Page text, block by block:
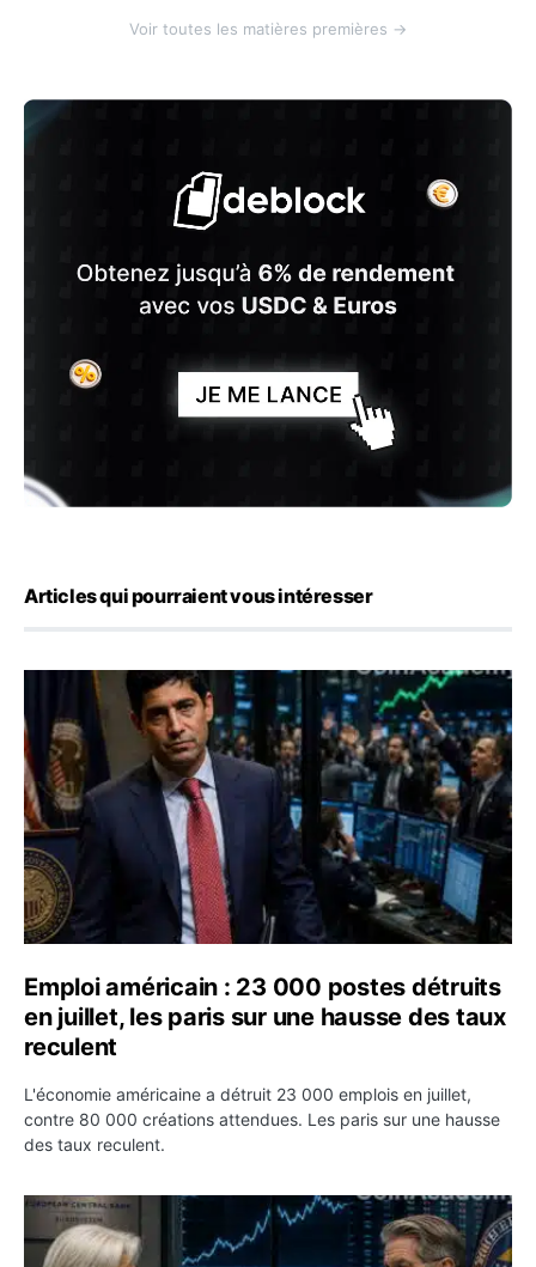
Voir toutes les matières premières →
Articles qui pourraient vous intéresser
Emploi américain : 23 000 postes détruits en juillet, les
Emploi américain : 23 000 postes détruits
en juillet, les paris sur une hausse des taux
reculent
L'économie américaine a détruit 23 000 emplois en juillet,
contre 80 000 créations attendues. Les paris sur une hausse
des taux reculent.
Yen : Washington a vendu des euros sans prévenir la